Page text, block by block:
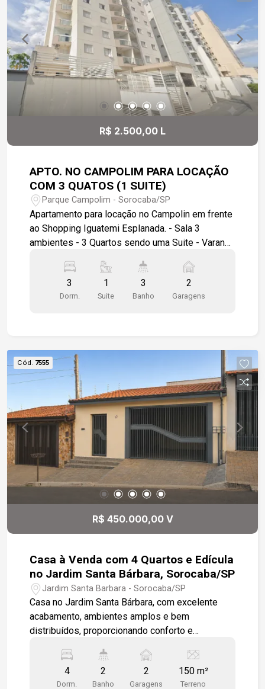
farmácias, restaurantes, academias e aos
principais centros comerciais da cidade, além de
acesso rápido à Rodovia Raposo Tavares.
Destaques do imóvel: Sobrado moderno em
condomínio fechado; Casas não geminadas, com
maior privacidade; 2 vagas de garagem; Planta
inteligente e funcional; Ambientes confortáveis e
bem iluminados; Condomínio seguro e tranquilo;
Localização estratégica.
R$ 2.500,00 L
APTO. NO CAMPOLIM PARA LOCAÇÃO
COM 3 QUATOS (1 SUITE)
Parque Campolim - Sorocaba/SP
Apartamento para locação no Campolin em frente
ao Shopping Iguatemi Esplanada. - Sala 3
ambientes - 3 Quartos sendo uma Suite - Varanda
Vagas de garagem cobertas - Salão de festas no
condomínio - Portaria 24 horas
3
Dorm.
1
Suite
3
Banho
2
Garagens
Cód. 7555
R$ 450.000,00 V
Casa à Venda com 4 Quartos e Edícula
no Jardim Santa Bárbara, Sorocaba/SP
Jardim Santa Barbara - Sorocaba/SP
Casa no Jardim Santa Bárbara, com excelente
acabamento, ambientes amplos e bem
distribuídos, proporcionando conforto e
sendo 1 com closet -Sala de estar -Cozinha com
armários -Área de luz -Área de serviço coberta -
4
Dorm.
2
Banho
2
Garagens
150 m²
Terreno